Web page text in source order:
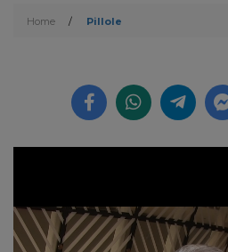
Home / Pillole